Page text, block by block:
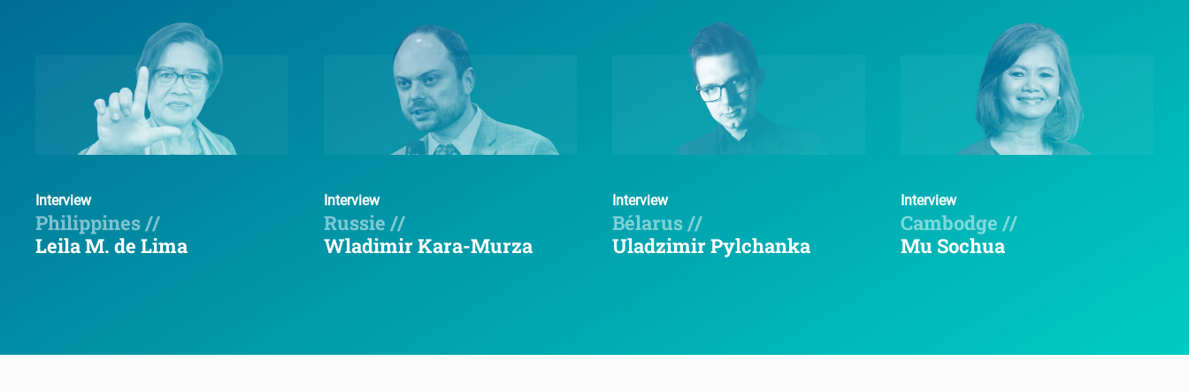
Interview
Philippines //
Leila M. de Lima
Interview
Russie //
Wladimir Kara-Murza
Interview
Bélarus //
Uladzimir Pylchanka
Interview
Cambodge //
Mu Sochua